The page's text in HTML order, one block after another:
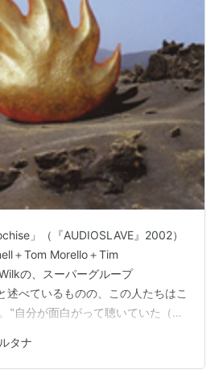
」（『AUDIOSLAVE』2002）
＋Tom Morello＋Tim
の、スーパーグループ
べているものの、この人たちはこ
‟自分が面白がって聴いていた（い
だったもんで、進んで聴こうと思
じゃく。 なんでこれだけは挙げる
タナ